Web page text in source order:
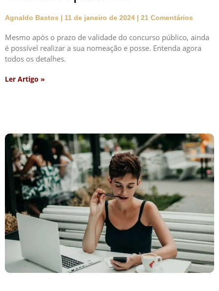
Agnaldo Bastos 11 de janeiro de 2024 21 Comentários
Mesmo após o prazo de validade do concurso público, ainda
é possível realizar a sua nomeação e posse. Entenda agora
todos os detalhes.
Ler Artigo »